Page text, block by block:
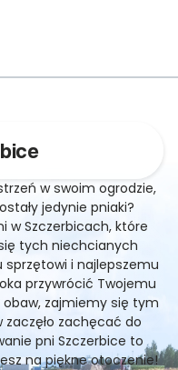
w swoim ogrodzie,
jedynie pniaki?
w Szczerbicach, które
tych niechcianych
sprzętowi i najlepszemu
przywrócić Twojemu
zajmiemy się tym
zachęcać do
pni Szczerbice to
na piękne otoczenie!